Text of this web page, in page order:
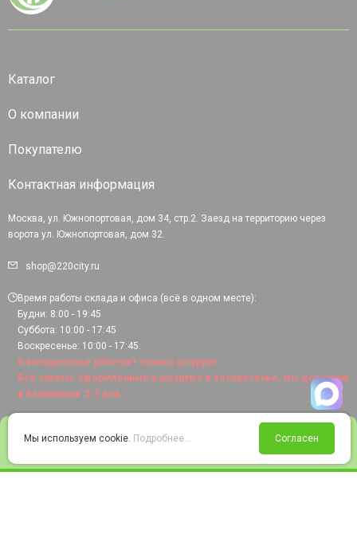
Войти Избранное Корзина
Каталог
О компании
Покупателю
Контактная информация
Москва, ул. Южнопортовая, дом 34, стр.2. Заезд на территорию через
ворота ул. Южнопортовая, дом 32.
shop@220city.ru
Время работы склада и офиса (всё в одном месте):
Будни: 8:00 - 19:45
Суббота: 10:00 - 17:45
Воскресенье: 10:00 - 17:45.
В воскресенье работает только шоурум!
Все заказы, оформленные в шоуруме в воскресенье, мы доставим
в ближайшие 2-3 дня.
Мы используем cookie. Подробнее... Согласен